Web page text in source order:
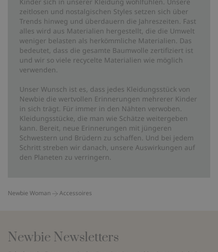
zeitlosen und nostalgischen Styles setzen sich über
Trends hinweg und überdauern die Jahreszeiten. Fast
alles wird aus Materialien hergestellt, die die Umwelt
weniger belasten als herkömmliche Materialien. Das
bedeutet, dass die gesamte Baumwolle zertifiziert ist
und wir so viele recycelte Materialien wie möglich
verwenden.
Unser Wunsch ist es, dass jedes Kleidungsstück von
Newbie die wertvollen Erinnerungen mehrerer Kinder
in sich trägt. Für immer in den Nähten verwoben.
Kleidungsstücke, die man wie Schätze weitergeben
kann. Bereit, neue Erinnerungen mit jüngeren
Schwestern und Brüdern zu schaffen. Und bei jedem
Schritt streben wir danach, unsere Auswirkungen auf
den Planeten zu verringern.
Newbie Woman Accessoires
Newbie Newsletters